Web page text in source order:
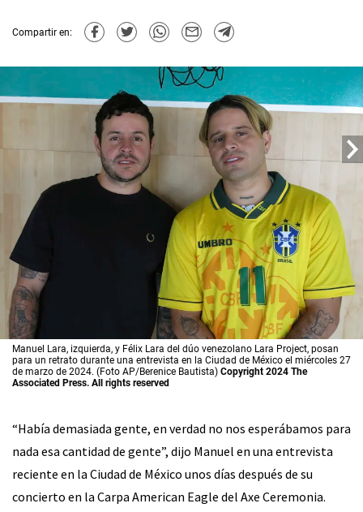
Compartir en:
Manuel Lara, izquierda, y Félix Lara del dúo venezolano Lara Project, posan
para un retrato durante una entrevista en la Ciudad de México el miércoles 27
de marzo de 2024. (Foto AP/Berenice Bautista) Copyright 2024 The
Associated Press. All rights reserved
“Había demasiada gente, en verdad no nos esperábamos para
nada esa cantidad de gente”, dijo Manuel en una entrevista
reciente en la Ciudad de México unos días después de su
concierto en la Carpa American Eagle del Axe Ceremonia.